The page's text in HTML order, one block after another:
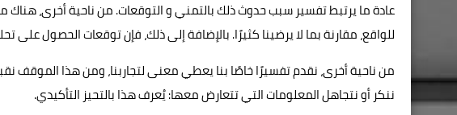
عادة ما يرتبط تفسير سبب حدوث ذلك بالتمني و التوقعات. من ناحية أخرى،
للواقع، مقارنة بما لا يرضينا كثيرًا. بالإضافة إلى ذلك، فإن توقعات الحصول على
من ناحية أخرى، نقدم تفسيرًا خاصًا بنا يعطي معنى لتجاربنا، ومن هذا الموقف
ننكر أو نتجاهل المعلومات التي تتعارض معها: يُعرف هذا بالتحيز التأكيدي.